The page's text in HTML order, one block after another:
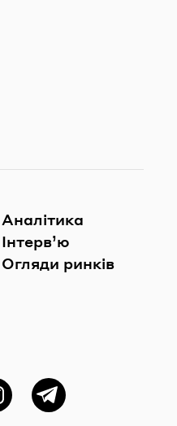
Аналітика
Інтерв’ю
Огляди ринків
Telegram